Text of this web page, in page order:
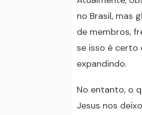
no Brasil, mas
de membros,
se isso é certo
expandindo.
No entanto, o
Jesus nos